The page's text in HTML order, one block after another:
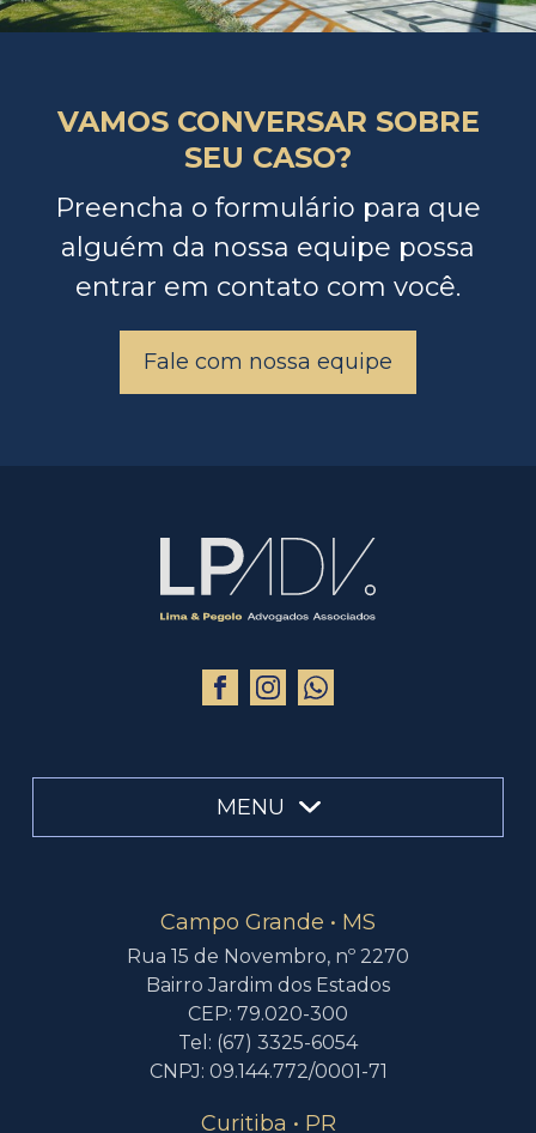
VAMOS CONVERSAR SOBRE
SEU CASO?
Preencha o formulário para que
alguém da nossa equipe possa
entrar em contato com você.
Fale com nossa equipe
MENU
Campo Grande • MS
Rua 15 de Novembro, nº 2270
Bairro Jardim dos Estados
CEP: 79.020-300
Tel: (67) 3325-6054
CNPJ: 09.144.772/0001-71
Curitiba • PR